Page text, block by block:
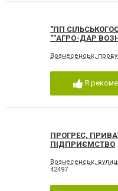
"ПП
""АГРО-ДАР
Вознесенськ,
Я
ПРОГРЕС,
ПІДПРИЄМСТВО
Вознесенськ,
42497